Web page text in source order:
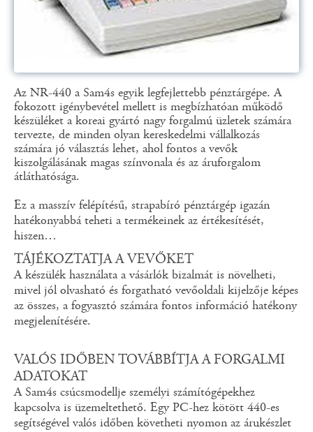
Az NR-440 a Sam4s egyik legfejlettebb pénztárgépe. A
fokozott igénybevétel mellett is megbízhatóan működő
készüléket a koreai gyártó nagy forgalmú üzletek számára
tervezte, de minden olyan kereskedelmi vállalkozás
számára jó választás lehet, ahol fontos a vevők
kiszolgálásának magas színvonala és az áruforgalom
átláthatósága.
Ez a masszív felépítésű, strapabíró pénztárgép igazán
hatékonyabbá teheti a termékeinek az értékesítését,
hiszen…
TÁJÉKOZTATJA A VEVŐKET
A készülék használata a vásárlók bizalmát is növelheti,
mivel jól olvasható és forgatható vevőoldali kijelzője képes
az összes, a fogyasztó számára fontos információ hatékony
megjelenítésére.
VALÓS IDŐBEN TOVÁBBÍTJA A FORGALMI
ADATOKAT
A Sam4s csúcsmodellje személyi számítógépekhez
kapcsolva is üzemeltethető. Egy PC-hez kötött 440-es
segítségével valós időben követheti nyomon az árukészlet